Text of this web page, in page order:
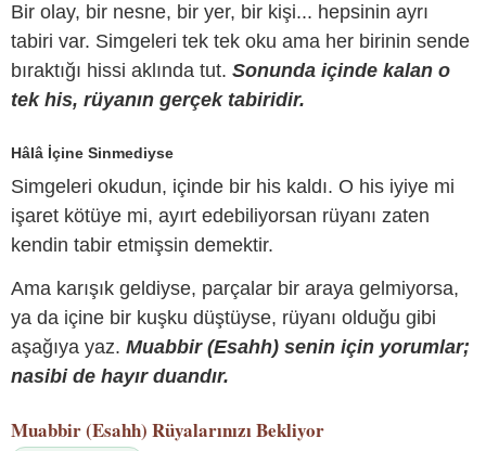
Bir olay, bir nesne, bir yer, bir kişi... hepsinin ayrı
tabiri var. Simgeleri tek tek oku ama her birinin sende
bıraktığı hissi aklında tut. Sonunda içinde kalan o
tek his, rüyanın gerçek tabiridir.
Hâlâ İçine Sinmediyse
Simgeleri okudun, içinde bir his kaldı. O his iyiye mi
işaret kötüye mi, ayırt edebiliyorsan rüyanı zaten
kendin tabir etmişsin demektir.
Ama karışık geldiyse, parçalar bir araya gelmiyorsa,
ya da içine bir kuşku düştüyse, rüyanı olduğu gibi
aşağıya yaz. Muabbir (Esahh) senin için yorumlar;
nasibi de hayır duandır.
Muabbir (Esahh) Rüyalarınızı Bekliyor